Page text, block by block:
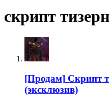
скрипт
[Продам] Скрипт
(эксклюзив)